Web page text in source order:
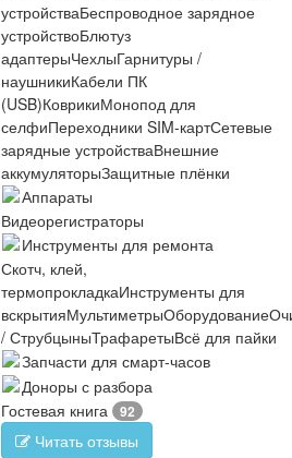
устройстваБеспроводное зарядное
устройствоБлютуз
адаптерыЧехлыГарнитуры /
наушникиКабели ПК
(USB)КоврикиМонопод для
селфиПереходники SIM-картСетевые
зарядные устройстваВнешние
аккумуляторыЗащитные плёнки
Аппараты
Видеорегистраторы
Инструменты для ремонта
Скотч, клей,
термопрокладкаИнструменты для
вскрытияМультиметрыОборудование
/ СтрубцыныТрафаретыВсё для пайки
Запчасти для смарт-часов
Доноры с разбора
Гостевая книга
92
Читать отзывы